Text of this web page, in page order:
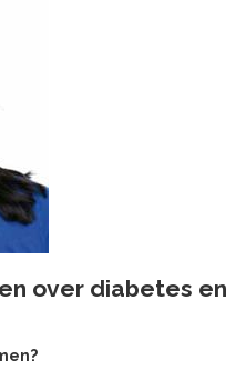
over diabetes en